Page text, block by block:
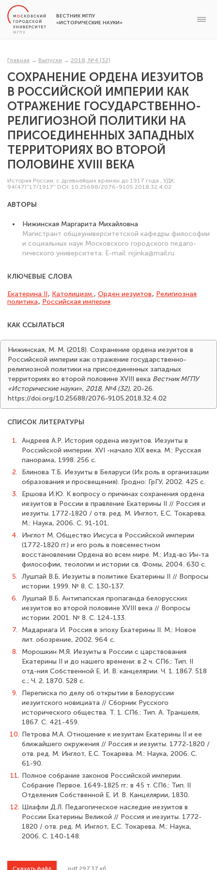
ВЕСТНИК МГПУ
«ИСТОРИЧЕСКИЕ НАУКИ»
Главная → Выпуски → 2018, №4 (32)
СОХРАНЕНИЕ ОРДЕНА ИЕЗУИТОВ
В РОССИЙСКОЙ ИМПЕРИИ КАК
ОТРАЖЕНИЕ ГОСУДАРСТВЕННО-
РЕЛИГИОЗНОЙ ПОЛИТИКИ НА
ПРИСОЕДИНЕННЫХ ЗАПАДНЫХ
ТЕРРИТОРИЯХ ВО ВТОРОЙ
ПОЛОВИНЕ XVIII ВЕКА
История России: с древнейших времен до 1917 года , УДК:
94(47)"17/1917" DOI: 10.25688/2076-9105.2018.32.4.02
АВТОРЫ
Нижинская Маргарита Михайловна
Магистрант общеуниверситетской кафедры философии
и социальных наук Московского городского педаго-
гического университета. E-mail: nijinka@mail.ru
КЛЮЧЕВЫЕ СЛОВА
Екатерина II, Католицизм., Орден иезуитов, Религиозная
политика, Российская империя
КАК ССЫЛАТЬСЯ
Нижинская, М. М. (2018). Сохранение ордена иезуитов в
Российской империи как отражение государственно-
религиозной политики на присоединенных западных
территориях во второй половине XVIII века Вестник МГПУ
«Исторические науки», 2018, №4 (32), 20-26.
https://doi.org/10.25688/2076-9105.2018.32.4.02
СПИСОК ЛИТЕРАТУРЫ
1. Андреев А.Р. История ордена иезуитов. Иезуиты в
Российской империи. XVI -начало XIX века. М.: Русская
панорама, 1998. 256 с.
2.
Блинова Т.Б. Иезуиты в Беларуси (Их роль в организации
образования и просвещения). Гродно: ГрГУ, 2002. 425 с.
3.
Ершова И.Ю. К вопросу о причинах сохранения ордена
иезуитов в России в правление Екатерины II // Россия и
иезуиты. 1772-1820 / отв. ред. М. Инглот, Е.С. Токарева.
М.: Наука, 2006. С. 91-101.
4. Инглот М. Общество Иисуса в Российской империи
(1772-1820 гг.) и его роль в повсеместном
восстановлении Ордена во всем мире. М.: Изд-во Ин-та
философии, теологии и истории св. Фомы, 2004. 630 с.
5. Лушпай В.Б. Иезуиты в политике Екатерины II // Вопросы
истории. 1999. № 8. С. 130-137.
6. Лушпай В.Б. Антипапская пропаганда белорусских
иезуитов во второй поло­вине XVIII века // Вопросы
истории. 2001. № 8. С. 124-133.
7.
Мадариага И. Россия в эпоху Екатерины II. М.: Новое
лит. обозрение, 2002. 964 с.
8.
Морошкин М.Я. Иезуиты в России с царствования
Екатерины II и до нашего времени: в 2 ч. СПб.: Тип. II
отд-ния Собственной Е. И. В. канцелярии. Ч. 1. 1867. 518
с.; Ч. 2. 1870. 528 с.
9.
Переписка по делу об открытии в Белоруссии
иезуитского новициата // Сбор­ник Русского
исторического общества. Т. 1. СПб.: Тип. А. Траншеля,
1867. С. 421-459.
10. Петрова М.А. Отношение к иезуитам Екатерины II и ее
ближайшего окруже­ния // Россия и иезуиты. 1772-1820 /
отв. ред. М. Инглот, Е.С. Токарева. М.: Наука, 2006. С.
61-90.
11. Полное собрание законов Российской империи.
Собрание Первое. 1649-­1825 гг.: в 45 т. СПб.: Тип. II
Отделения Собственной Е. И. В. Канцелярии, 1830.
12. Шлафли Д.Л. Педагогическое наследие иезуитов в
России Екатерины Вели­кой // Россия и иезуиты. 1772-
1820 / отв. ред. М. Инглот, Е.С. Токарева. М.: Наука,
2006. С. 140-148.
Скачать файл .pdf 297.37 кб